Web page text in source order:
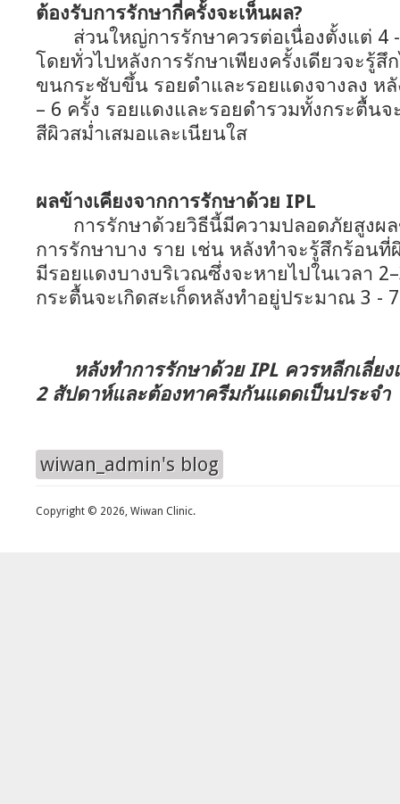
ต้องรับการรักษากี่ครั้งจะเห็นผล?
ส่วนใหญ่การรักษาควรต่อเนื่องตั้งแต่ 4 -
โดยทั่วไปหลังการรักษาเพียงครั้งเดียวจะรู้สึ
ขนกระชับขึ้น รอยดำและรอยแดงจางลง ห
– 6 ครั้ง รอยแดงและรอยดำรวมทั้งกระตื้นจ
สีผิวสม่ำเสมอและเนียนใส
ผลข้างเคียงจากการรักษาด้วย IPL
การรักษาด้วยวิธีนี้มีความปลอดภัยสูงผล
การรักษาบาง ราย เช่น หลังทำจะรู้สึกร้อน
มีรอยแดงบางบริเวณซึ่งจะหายไปในเวลา
กระตื้นจะเกิดสะเก็ดหลังทำอยู่ประมาณ 3 -
หลังทำการรักษาด้วย IPL ควรหลีกเลี่ย
2 สัปดาห์และต้องทาครีมกันแดดเป็นประจำ
wiwan_admin's blog
Copyright © 2026, Wiwan Clinic.